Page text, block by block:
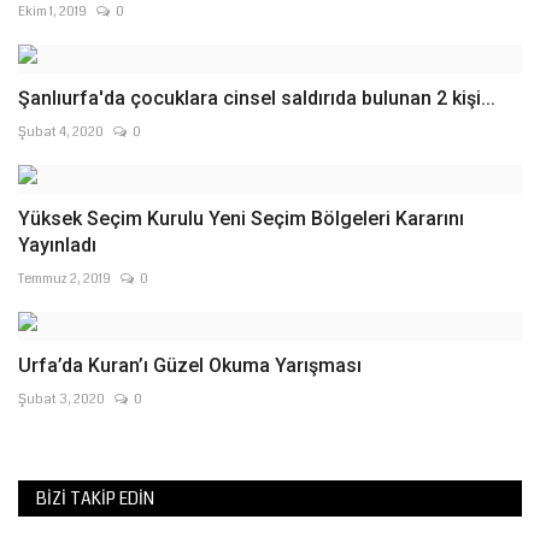
Ekim 1, 2019 0
Şanlıurfa'da çocuklara cinsel saldırıda bulunan 2 kişi...
Şubat 4, 2020 0
Yüksek Seçim Kurulu Yeni Seçim Bölgeleri Kararını
Yayınladı
Temmuz 2, 2019 0
Urfa’da Kuran’ı Güzel Okuma Yarışması
Şubat 3, 2020 0
BIZI TAKIP EDIN